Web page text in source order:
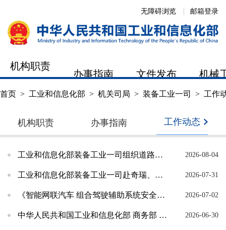
邮箱登录
无障碍浏览
机构职责
办事指南 文件发布 机械
首页 > 工业和信息化部 > 机关司局 > 装备工业一司 > 工作
机构职责 办事指南 工作动态
工业和信息化部装备工业一司组织道路机动车辆检验检测机构开展座谈 部署提升检验检测工作质量相... 2026-08-04
工业和信息化部装备工业一司赴奇瑞、蔚来、江汽开展监督检查 2026-07-31
《智能网联汽车 组合驾驶辅助系统安全要求》强制性国家标准正式发布 2026-07-02
中华人民共和国工业和信息化部 商务部 海关总署 市场监管总局公告 2026-06-30